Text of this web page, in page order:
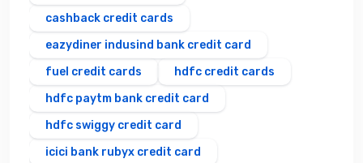
cashback credit cards
eazydiner indusind bank credit card
fuel credit cards
hdfc credit cards
hdfc paytm bank credit card
hdfc swiggy credit card
icici bank rubyx credit card